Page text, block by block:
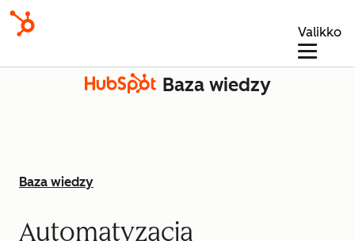
Valikko
Baza wiedzy
Baza wiedzy
Automatyzacja